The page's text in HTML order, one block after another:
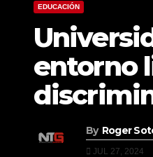
EDUCACIÓN
entorno
By Roger
JUL 27, 2024